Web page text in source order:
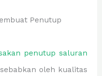
Penutup
penutup saluran
oleh kualitas